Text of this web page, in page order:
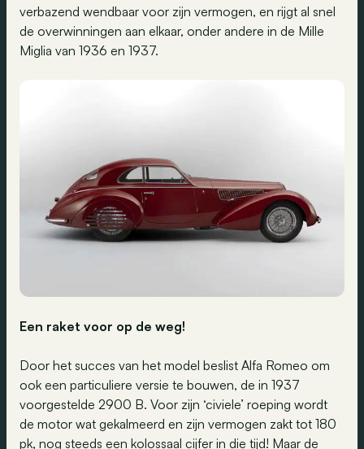
verbazend wendbaar voor zijn vermogen, en rijgt al snel
de overwinningen aan elkaar, onder andere in de Mille
Miglia van 1936 en 1937.
Een raket voor op de weg!
Door het succes van het model beslist Alfa Romeo om
ook een particuliere versie te bouwen, de in 1937
voorgestelde 2900 B. Voor zijn ‘civiele’ roeping wordt
de motor wat gekalmeerd en zijn vermogen zakt tot 180
pk, nog steeds een kolossaal cijfer in die tijd! Maar de